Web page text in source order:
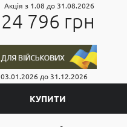
Акція з 1.08 до 31.08.2026
24 796 грн
03.01.2026 до 31.12.2026